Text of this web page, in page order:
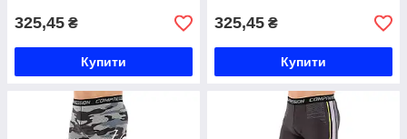
325,45 ₴
Купити
325,45 ₴
Купити